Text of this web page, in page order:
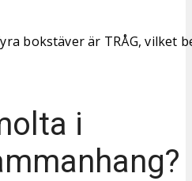
bokstäver är TRÅG, vilket
i